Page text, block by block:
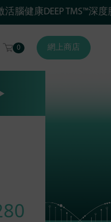
健康DEEP TMS™深度腦
0 網上商店